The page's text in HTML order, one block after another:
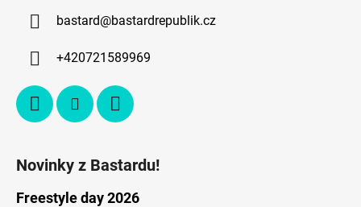
bastard@bastardrepublik.cz
+420721589969
Novinky z Bastardu!
Freestyle day 2026